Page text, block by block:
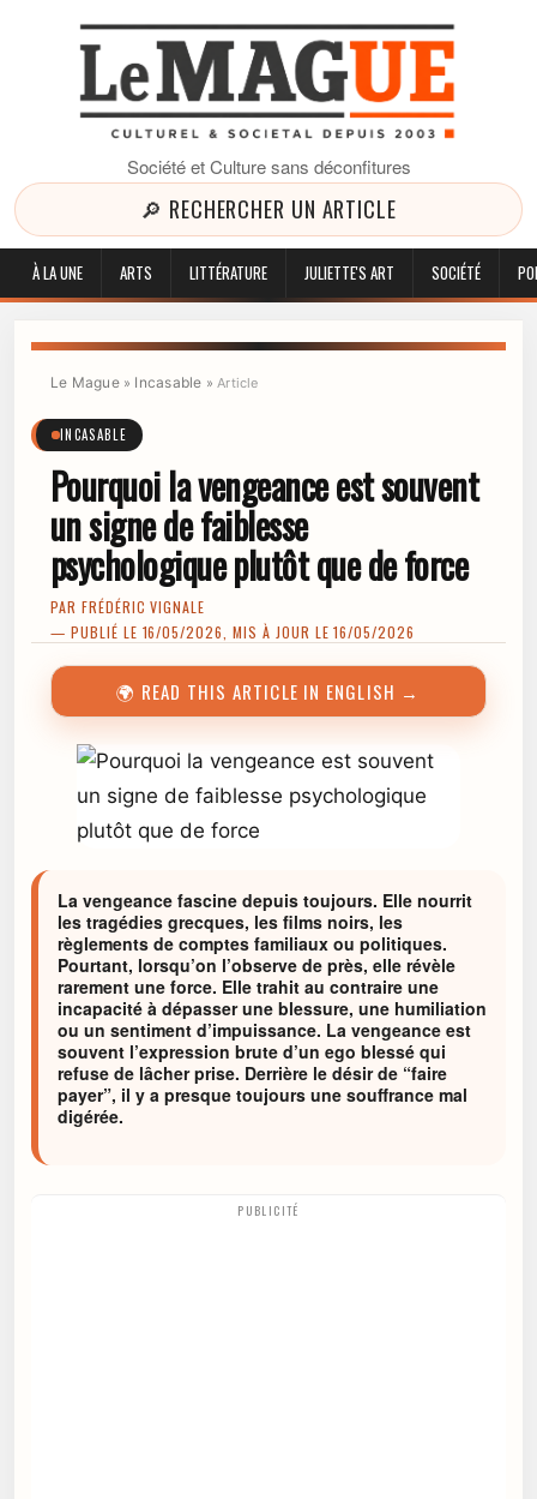
Société et Culture sans déconfitures
🔎 RECHERCHER UN ARTICLE
À LA UNE ARTS LITTÉRATURE JULIETTE'S ART SOCIÉTÉ
Le Mague» Incasable »Article
INCASABLE
Pourquoi la vengeance est souvent
un signe de faiblesse
psychologique plutôt que de force
PAR FRÉDÉRIC VIGNALE
— PUBLIÉ LE 16/05/2026, MIS À JOUR LE 16/05/2026
🌍 READ THIS ARTICLE IN ENGLISH →
La vengeance fascine depuis toujours. Elle nourrit
les tragédies grecques, les films noirs, les
règlements de comptes familiaux ou politiques.
Pourtant, lorsqu’on l’observe de près, elle révèle
rarement une force. Elle trahit au contraire une
incapacité à dépasser une blessure, une humiliation
ou un sentiment d’impuissance. La vengeance est
souvent l’expression brute d’un ego blessé qui
refuse de lâcher prise. Derrière le désir de “faire
payer”, il y a presque toujours une souffrance mal
digérée.
PUBLICITÉ